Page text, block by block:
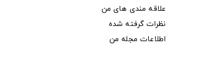
علاقه مندی های من
نظرات گرفته شده
اطلاعات مجله من